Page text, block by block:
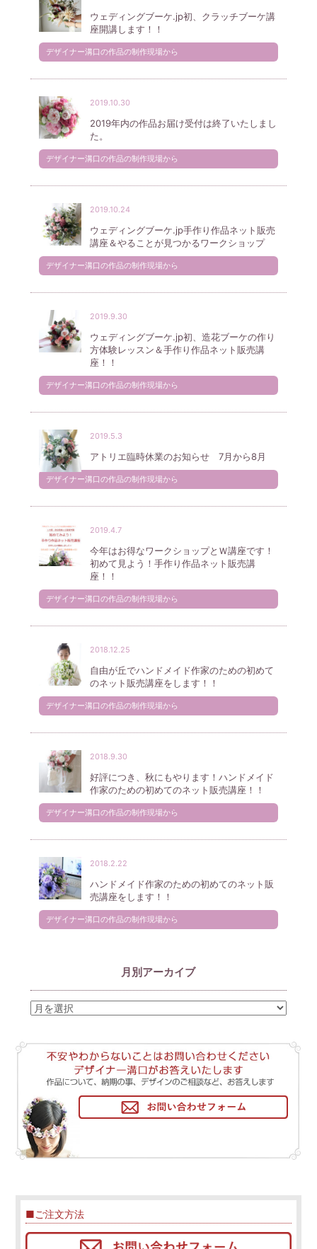
ウェディングブーケ.jp初、クラッチブーケ講
座開講します！！
デザイナー溝口の作品の制作現場から
2019.10.30
2019年内の作品お届け受付は終了いたしまし
た。
デザイナー溝口の作品の制作現場から
2019.10.24
ウェディングブーケ.jp手作り作品ネット販売
講座＆やることが見つかるワークショップ
デザイナー溝口の作品の制作現場から
2019.9.30
ウェディングブーケ.jp初、造花ブーケの作り
方体験レッスン＆手作り作品ネット販売講
座！！
デザイナー溝口の作品の制作現場から
2019.5.3
アトリエ臨時休業のお知らせ 7月から8月
デザイナー溝口の作品の制作現場から
2019.4.7
今年はお得なワークショップとＷ講座です！
初めて見よう！手作り作品ネット販売講
座！！
デザイナー溝口の作品の制作現場から
2018.12.25
自由が丘でハンドメイド作家のための初めて
のネット販売講座をします！！
デザイナー溝口の作品の制作現場から
2018.9.30
好評につき、秋にもやります！ハンドメイド
作家のための初めてのネット販売講座！！
デザイナー溝口の作品の制作現場から
2018.2.22
ハンドメイド作家のための初めてのネット販
売講座をします！！
デザイナー溝口の作品の制作現場から
月別アーカイブ
■ご注文方法